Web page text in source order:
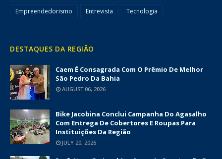
Empreendedorismo
Entrevista Tecnologia
DESTAQUES DA REGIÃO
Caem É Consagrada Com O Prêmio De Melhor
São Pedro Da Bahia
AUGUST 06, 2026
Bike Jacobina Conclui Campanha Do Agasalho
Com Entrega De Cobertores E Roupas Para
Instituições Da Região
JULY 20, 2026